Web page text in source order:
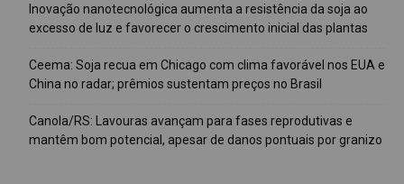
Inovação nanotecnológica aumenta a resistência da soja ao
excesso de luz e favorecer o crescimento inicial das plantas
Ceema: Soja recua em Chicago com clima favorável nos EUA e
China no radar; prêmios sustentam preços no Brasil
Canola/RS: Lavouras avançam para fases reprodutivas e
mantêm bom potencial, apesar de danos pontuais por granizo